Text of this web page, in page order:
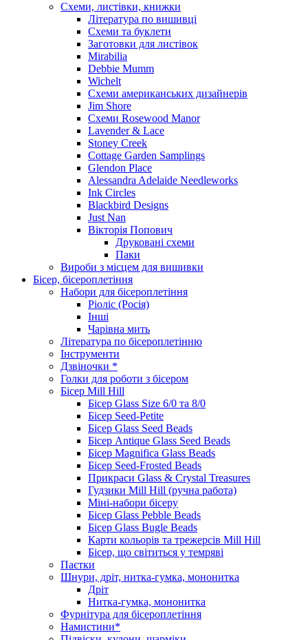
Схеми, листівки, книжки
Література по вишивці
Схеми та буклети
Заготовки для листівок
Mirabilia
Debbie Mumm
Wichelt
Схеми американських дизайнерів
Jim Shore
Cхеми Rosewood Manor
Lavender & Lace
Stoney Creek
Cottage Garden Samplings
Glendon Place
Alessandra Adelaide Needleworks
Ink Circles
Blackbird Designs
Just Nan
Вікторія Попович
Друковані схеми
Паки
Вироби з місцем для вишивки
Бісер, бісероплетіння
Набори для бісероплетіння
Ріоліс (Росія)
Інші
Чарівна мить
Література по бісероплетінню
Інструменти
Дзвіночки *
Голки для роботи з бісером
Бісер Mill Hill
Бісер Glass Size 6/0 та 8/0
Бісер Seed-Petite
Бісер Glass Seed Beads
Бісер Antique Glass Seed Beads
Бісер Magnifica Glass Beads
Бісер Seed-Frosted Beads
Прикраси Glass & Crystal Treasures
Гудзики Mill Hill (ручна работа)
Міні-набори бісеру
Бісер Glass Pebble Beads
Бісер Glass Bugle Beads
Карти кольорів та трежерсів Mill Hill
Бісер, що світиться у темряві
Паєтки
Шнури, дріт, нитка-гумка, мононитка
Дріт
Нитка-гумка, мононитка
Фурнітура для бісероплетіння
Намистини*